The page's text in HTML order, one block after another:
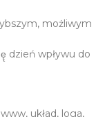
możliwym
dzień wpływu do
układ, loga,